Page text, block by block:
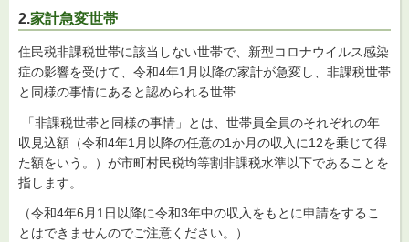
2.家計急変世帯
住民税非課税世帯に該当しない世帯で、新型コロナウイルス感染
症の影響を受けて、令和4年1月以降の家計が急変し、非課税世帯
と同様の事情にあると認められる世帯
「非課税世帯と同様の事情」とは、世帯員全員のそれぞれの年
収見込額（令和4年1月以降の任意の1か月の収入に12を乗じて得
た額をいう。）が市町村民税均等割非課税水準以下であることを
指します。
（令和4年6月1日以降に令和3年中の収入をもとに申請をするこ
とはできませんのでご注意ください。）